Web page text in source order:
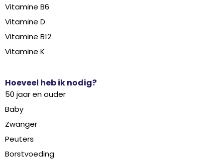
Vitamine B6
Vitamine D
Vitamine B12
Vitamine K
Hoeveel heb ik nodig?
50 jaar en ouder
Baby
Zwanger
Peuters
Borstvoeding